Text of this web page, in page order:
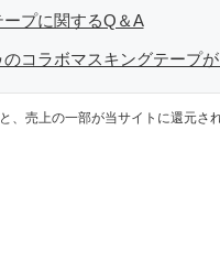
プに関するQ＆A
コラボマスキングテープ
売上の一部が当サイトに還元さ